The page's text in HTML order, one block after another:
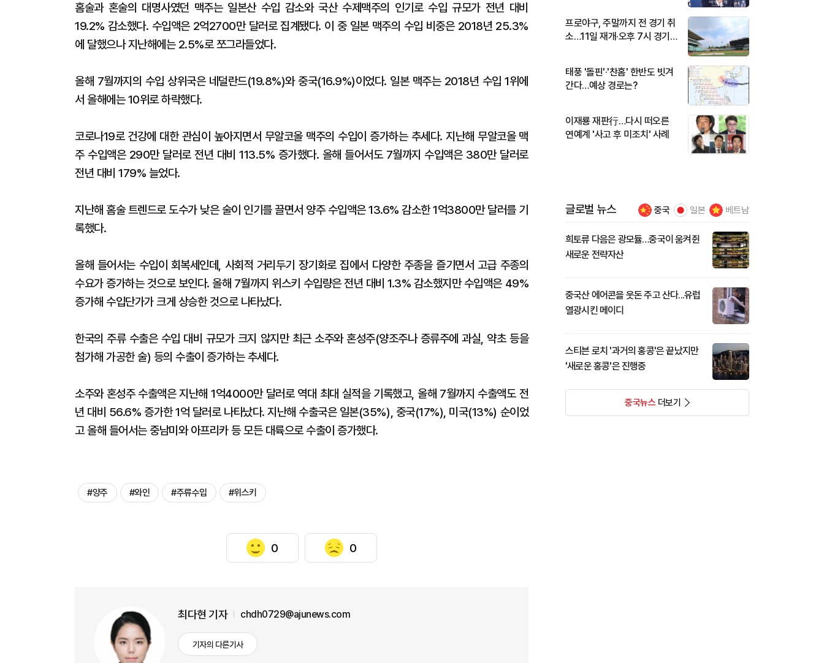
홈술과 혼술의 대명사였던 맥주는 일본산 수입 감소와 국산 수제맥주의 인기로 수입 규모가 전년 대비
19.2% 감소했다. 수입액은 2억2700만 달러로 집계됐다. 이 중 일본 맥주의 수입 비중은 2018년 25.3%
에 달했으나 지난해에는 2.5%로 쪼그라들었다.
올해 7월까지의 수입 상위국은 네덜란드(19.8%)와 중국(16.9%)이었다. 일본 맥주는 2018년 수입 1위에
서 올해에는 10위로 하락했다.
코로나19로 건강에 대한 관심이 높아지면서 무알코올 맥주의 수입이 증가하는 추세다. 지난해 무알코올 맥
주 수입액은 290만 달러로 전년 대비 113.5% 증가했다. 올해 들어서도 7월까지 수입액은 380만 달러로
전년 대비 179% 늘었다.
지난해 홈술 트렌드로 도수가 낮은 술이 인기를 끌면서 양주 수입액은 13.6% 감소한 1억3800만 달러를 기
록했다.
올해 들어서는 수입이 회복세인데, 사회적 거리두기 장기화로 집에서 다양한 주종을 즐기면서 고급 주종의
수요가 증가하는 것으로 보인다. 올해 7월까지 위스키 수입량은 전년 대비 1.3% 감소했지만 수입액은 49%
증가해 수입단가가 크게 상승한 것으로 나타났다.
한국의 주류 수출은 수입 대비 규모가 크지 않지만 최근 소주와 혼성주(양조주나 증류주에 과실, 약초 등을
첨가해 가공한 술) 등의 수출이 증가하는 추세다.
소주와 혼성주 수출액은 지난해 1억4000만 달러로 역대 최대 실적을 기록했고, 올해 7월까지 수출액도 전
년 대비 56.6% 증가한 1억 달러로 나타났다. 지난해 수출국은 일본(35%), 중국(17%), 미국(13%) 순이었
고 올해 들어서는 중남미와 아프리카 등 모든 대륙으로 수출이 증가했다.
#양주 #와인 #주류수입 #위스키
0 0
최다현 기자 chdh0729@ajunews.com
기자의 다른기사
프로야구, 주말까지 전 경기 취
소…11일 재개·오후 7시 경기
태풍 '돌핀'·'찬홈' 한반도 빗겨
간다…예상 경로는?
이재룡 재판行…다시 떠오른
연예계 '사고 후 미조치' 사례
글로벌 뉴스 중국 일본 베트남
희토류 다음은 광모듈…중국이 움켜쥔
새로운 전략자산
중국산 에어콘을 웃돈 주고 산다...유럽
열광시킨 메이디
스티븐 로치 '과거의 홍콩'은 끝났지만
'새로운 홍콩'은 진행중
중국뉴스더보기